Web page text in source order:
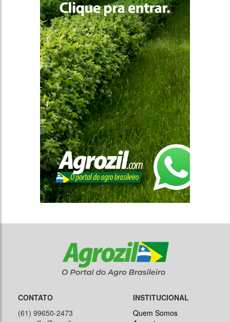
CONTATO
(61) 99650-2473
INSTITUCIONAL
Quem Somos